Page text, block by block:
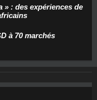
» : des expériences de
à 70 marchés